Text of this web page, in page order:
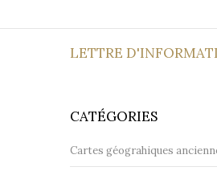
LETTRE
CATÉGORIES
Cartes géograhiques